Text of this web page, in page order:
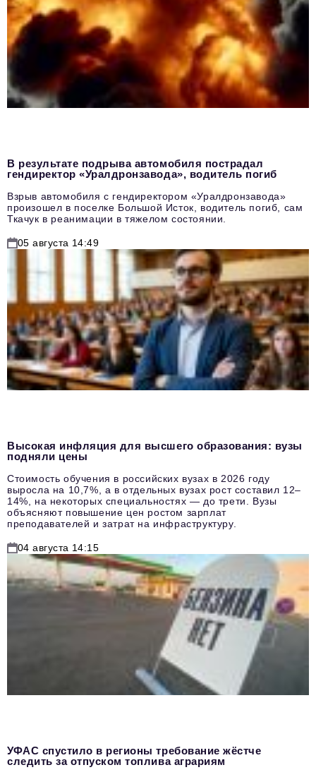
В результате подрыва автомобиля пострадал
гендиректор «Уралдронзавода», водитель погиб
Взрыв автомобиля с гендиректором «Уралдронзавода»
произошел в поселке Большой Исток, водитель погиб, сам
Ткачук в реанимации в тяжелом состоянии.
05 августа 14:49
Высокая инфляция для высшего образования: вузы
подняли цены
Стоимость обучения в российских вузах в 2026 году
выросла на 10,7%, а в отдельных вузах рост составил 12–
14%, на некоторых специальностях — до трети. Вузы
объясняют повышение цен ростом зарплат
преподавателей и затрат на инфраструктуру.
04 августа 14:15
УФАС спустило в регионы требование жёстче
следить за отпуском топлива аграриям